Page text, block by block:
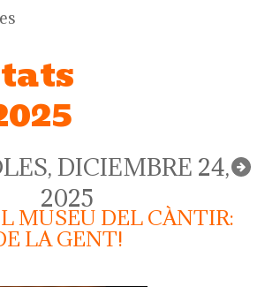
DICIEMBRE 24,
2025
MUSEU DEL CÀNTIR:
LA GENT!